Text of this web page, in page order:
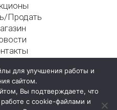
Продать
пер., д. 4а, стр. 1
для улучшения работы и
сайтом.
Вы подтверждаете, что
с cookie-файлами и